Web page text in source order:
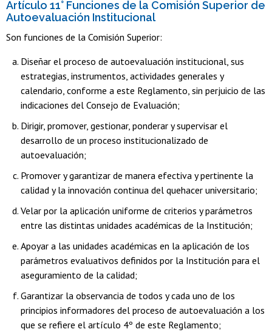
Artículo 11° Funciones de la Comisión Superior de
Autoevaluación Institucional
Son funciones de la Comisión Superior:
Diseñar el proceso de autoevaluación institucional, sus
estrategias, instrumentos, actividades generales y
calendario, conforme a este Reglamento, sin perjuicio de las
indicaciones del Consejo de Evaluación;
Dirigir, promover, gestionar, ponderar y supervisar el
desarrollo de un proceso institucionalizado de
autoevaluación;
Promover y garantizar de manera efectiva y pertinente la
calidad y la innovación continua del quehacer universitario;
Velar por la aplicación uniforme de criterios y parámetros
entre las distintas unidades académicas de la Institución;
Apoyar a las unidades académicas en la aplicación de los
parámetros evaluativos definidos por la Institución para el
aseguramiento de la calidad;
Garantizar la observancia de todos y cada uno de los
principios informadores del proceso de autoevaluación a los
que se refiere el artículo 4º de este Reglamento;